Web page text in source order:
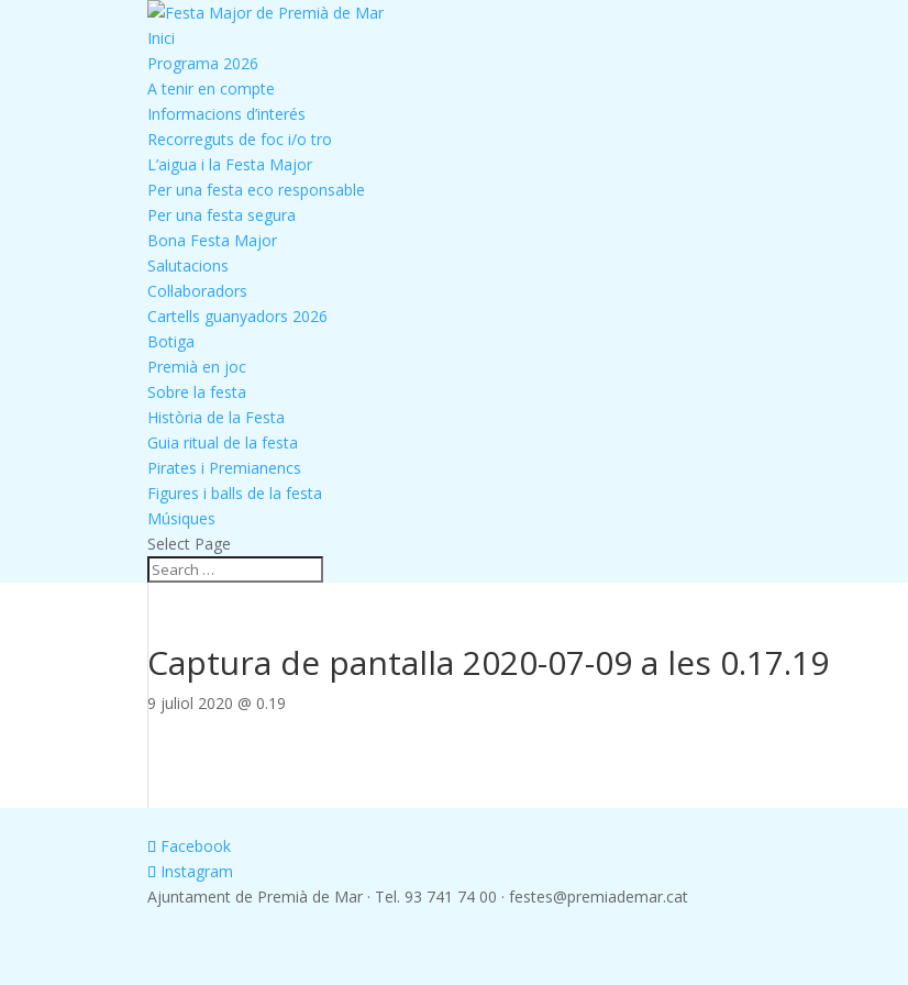
Inici
Programa 2026
A tenir en compte
Informacions d’interés
Recorreguts de foc i/o tro
L’aigua i la Festa Major
Per una festa eco responsable
Per una festa segura
Bona Festa Major
Salutacions
Col·laboradors
Cartells guanyadors 2026
Botiga
Premià en joc
Sobre la festa
Història de la Festa
Guia ritual de la festa
Pirates i Premianencs
Figures i balls de la festa
Músiques
Select Page
Captura de pantalla 2020-07-09 a les 0.17.19
9 juliol 2020 @ 0.19
Facebook
Instagram
Ajuntament de Premià de Mar · Tel. 93 741 74 00 · festes@premiademar.cat